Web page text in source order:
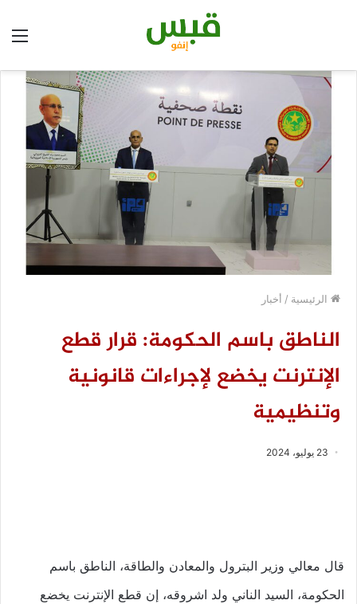
الرئيسية / أخبار
الناطق باسم الحكومة: قرار قطع
الإنترنت يخضع لإجراءات قانونية
وتنظيمية
23 يوليو، 2024
قال معالي وزير البترول والمعادن والطاقة، الناطق باسم
الحكومة، السيد الناني ولد اشروقه، إن قطع الإنترنت يخضع